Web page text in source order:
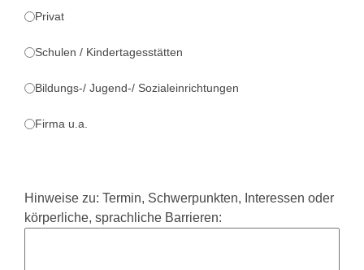
Privat
Schulen / Kindertagesstätten
Bildungs-/ Jugend-/ Sozialeinrichtungen
Firma u.a.
Hinweise zu: Termin, Schwerpunkten, Interessen oder
körperliche, sprachliche Barrieren: